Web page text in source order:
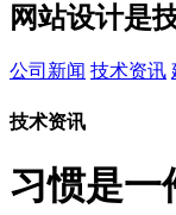
网站设计是
公司新闻 技术资讯
技术资讯
习惯是一